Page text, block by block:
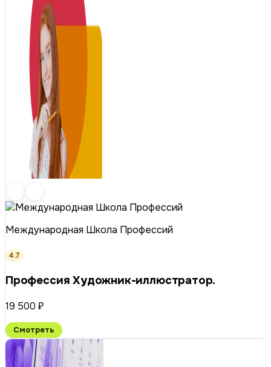
Международная Школа Профессий
4.7
Профессия Художник-иллюстратор.
19 500 ₽
Смотреть